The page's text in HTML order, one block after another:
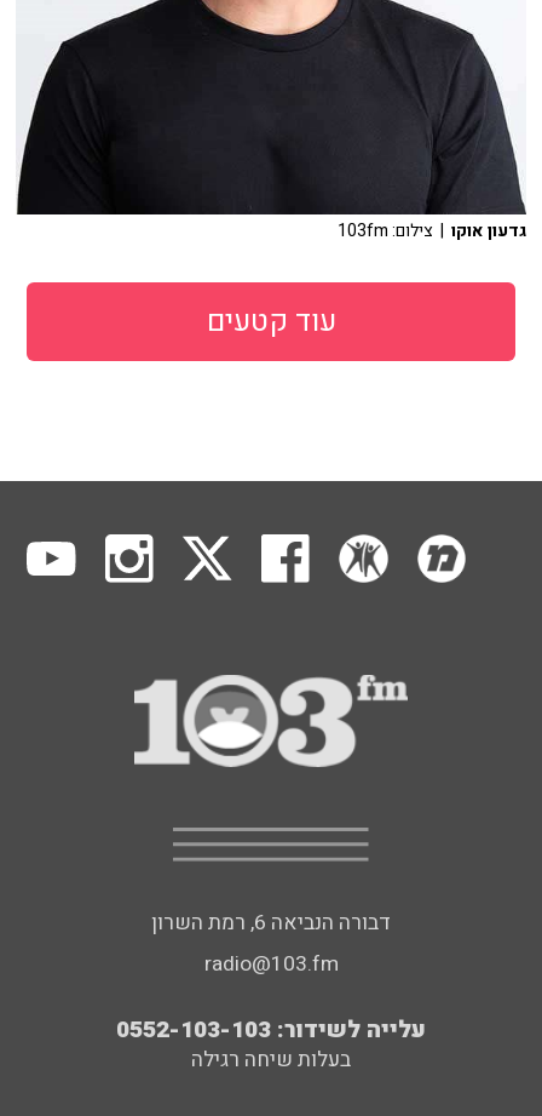
גדעון אוקו | צילום: 103fm
עוד קטעים
דבורה הנביאה 6, רמת השרון
radio@103.fm
עלייה לשידור: 0552-103-103
בעלות שיחה רגילה